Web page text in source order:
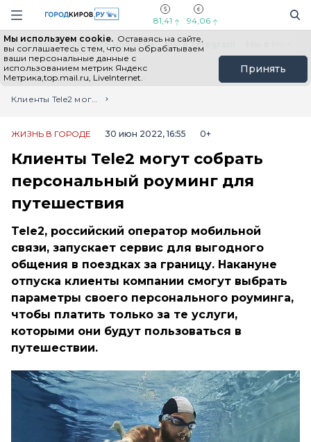
Навигация сайта
81,41 94,06
Мы используем cookie. Оставаясь на сайте,
вы соглашаетесь с тем, что мы обрабатываем
ваши персональные данные с
использованием метрик Яндекс
Метрика,top.mail.ru, LiveInternet.
Принять
Выборы - 2026 Все новости Мы в Telegram
Главная
Лента новостей
Клиенты Tele2 могут собрать персональный роуминг для путешествия
ЖИЗНЬ В ГОРОДЕ 30 июн 2022, 16:55 0+
Клиенты Tele2 могут собрать
персональный роуминг для
путешествия
Tele2, российский оператор мобильной
связи, запускает сервис для выгодного
общения в поездках за границу. Накануне
отпуска клиенты компании смогут выбрать
параметры своего персонального роуминга,
чтобы платить только за те услуги,
которыми они будут пользоваться в
путешествии.